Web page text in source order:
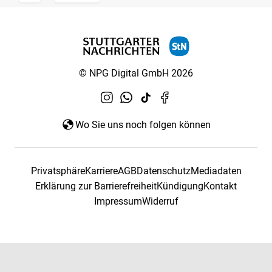
© NPG Digital GmbH 2026
Wo Sie uns noch folgen können
PrivatsphäreKarriereAGBDatenschutzMediadaten
Erklärung zur BarrierefreiheitKündigungKontakt
ImpressumWiderruf